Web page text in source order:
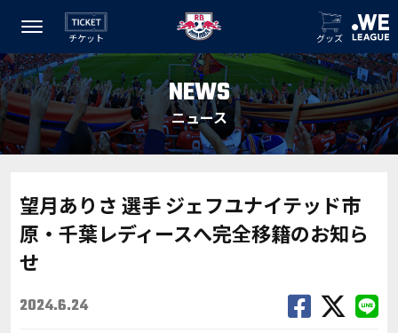
チケット グッズ
NEWS
ニュース
望月ありさ 選手 ジェフユナイテッド市
原・千葉レディースへ完全移籍のお知ら
せ
2024.6.24